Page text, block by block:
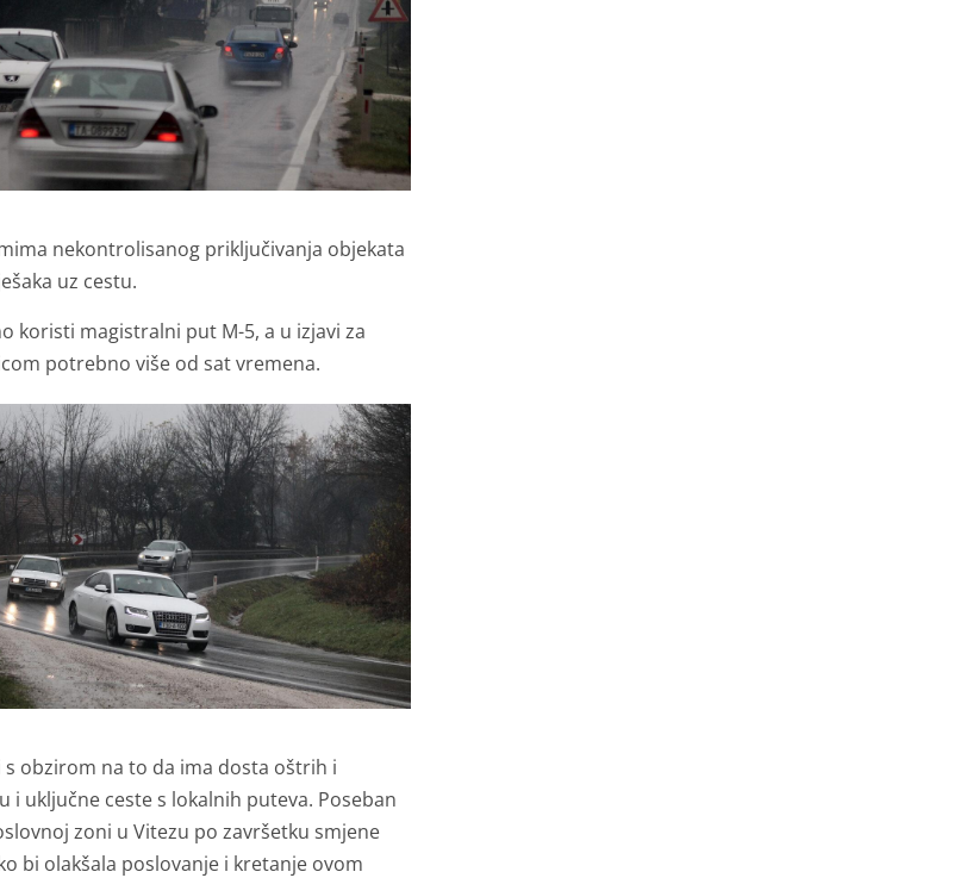
nekontrolisanog priključivanja objekata
uz cestu.
koristi magistralni put M-5, a u izjavi za
potrebno više od sat vremena.
obzirom na to da ima dosta oštrih i
i uključne ceste s lokalnih puteva. Poseban
zoni u Vitezu po završetku smjene
bi olakšala poslovanje i kretanje ovom